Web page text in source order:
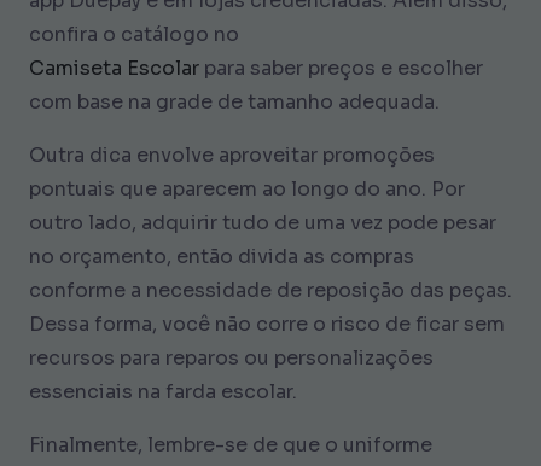
confira o catálogo no
Camiseta Escolar para saber preços e escolher
com base na grade de tamanho adequada.
Outra dica envolve aproveitar promoções
pontuais que aparecem ao longo do ano. Por
outro lado, adquirir tudo de uma vez pode pesar
no orçamento, então divida as compras
conforme a necessidade de reposição das peças.
Dessa forma, você não corre o risco de ficar sem
recursos para reparos ou personalizações
essenciais na farda escolar.
Finalmente, lembre-se de que o uniforme